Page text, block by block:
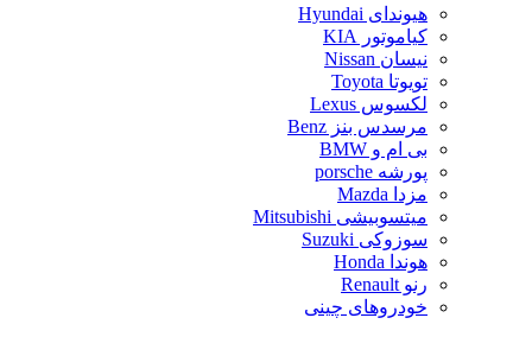
هیوندای Hyundai
کیاموتور KIA
نیسان Nissan
تویوتا Toyota
لکسوس Lexus
مرسدس بنز Benz
بی ام و BMW
پورشه porsche
مزدا Mazda
میتسوبیشی Mitsubishi
سوزوکی Suzuki
هوندا Honda
رنو Renault
خودروهای چینی